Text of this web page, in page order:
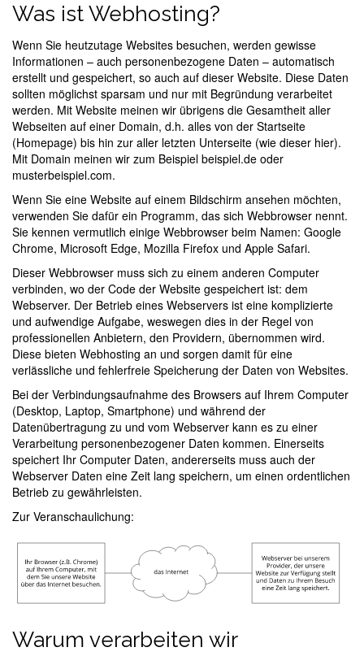
Was ist Webhosting?
Wenn Sie heutzutage Websites besuchen, werden gewisse
Informationen – auch personenbezogene Daten – automatisch
erstellt und gespeichert, so auch auf dieser Website. Diese Daten
sollten möglichst sparsam und nur mit Begründung verarbeitet
werden. Mit Website meinen wir übrigens die Gesamtheit aller
Webseiten auf einer Domain, d.h. alles von der Startseite
(Homepage) bis hin zur aller letzten Unterseite (wie dieser hier).
Mit Domain meinen wir zum Beispiel beispiel.de oder
musterbeispiel.com.
Wenn Sie eine Website auf einem Bildschirm ansehen möchten,
verwenden Sie dafür ein Programm, das sich Webbrowser nennt.
Sie kennen vermutlich einige Webbrowser beim Namen: Google
Chrome, Microsoft Edge, Mozilla Firefox und Apple Safari.
Dieser Webbrowser muss sich zu einem anderen Computer
verbinden, wo der Code der Website gespeichert ist: dem
Webserver. Der Betrieb eines Webservers ist eine komplizierte
und aufwendige Aufgabe, weswegen dies in der Regel von
professionellen Anbietern, den Providern, übernommen wird.
Diese bieten Webhosting an und sorgen damit für eine
verlässliche und fehlerfreie Speicherung der Daten von Websites.
Bei der Verbindungsaufnahme des Browsers auf Ihrem Computer
(Desktop, Laptop, Smartphone) und während der
Datenübertragung zu und vom Webserver kann es zu einer
Verarbeitung personenbezogener Daten kommen. Einerseits
speichert Ihr Computer Daten, andererseits muss auch der
Webserver Daten eine Zeit lang speichern, um einen ordentlichen
Betrieb zu gewährleisten.
Zur Veranschaulichung:
Warum verarbeiten wir